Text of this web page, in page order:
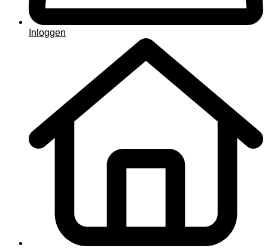
Inloggen